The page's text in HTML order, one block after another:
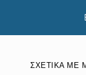
ΣΧΕΤΙΚΆ ΜΕ